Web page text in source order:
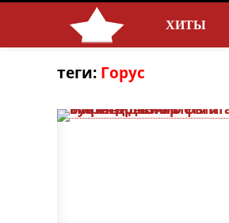
ХИТЫ
теги: Горус